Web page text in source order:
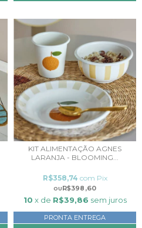
KIT ALIMENTAÇÃO AGNES
LARANJA - BLOOMING...
R$398,60
R$358,74 com Pix
10 x de R$39,86 sem juros
PRONTA ENTREGA